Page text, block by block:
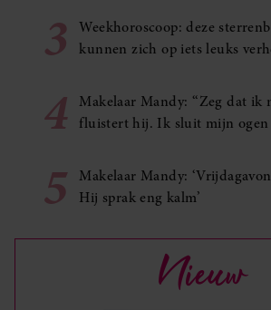
3
Weekhoroscoop: deze
kunnen zich op iets leuks
4
Makelaar Mandy: ‘‘Zeg dat ik
fluistert hij. Ik sluit mijn ogen
5
Makelaar Mandy:
Hij sprak eng kalm’
Nieuw